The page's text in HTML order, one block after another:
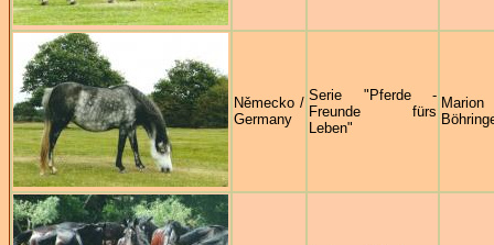
Německo /
Germany
Serie "Pferde -
Freunde fürs
Leben"
Marion